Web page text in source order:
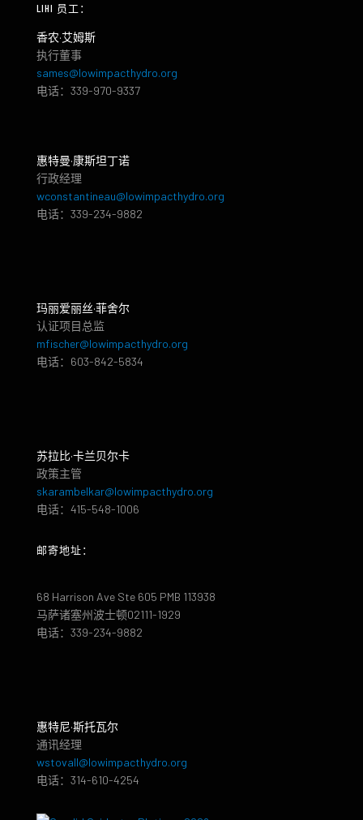
LIHI 员工：
香农·艾姆斯
执行董事
sames@lowimpacthydro.org
电话：339-970-9337
惠特曼·康斯坦丁诺
行政经理
wconstantineau@lowimpacthydro.org
电话：339-234-9882
玛丽爱丽丝·菲舍尔
认证项目总监
mfischer@lowimpacthydro.org
电话：603-842-5834
苏拉比·卡兰贝尔卡
政策主管
skarambelkar@lowimpacthydro.org
电话：415-548-1006
邮寄地址：
68 Harrison Ave Ste 605 PMB 113938
马萨诸塞州波士顿02111-1929
电话：339-234-9882
惠特尼·斯托瓦尔
通讯经理
wstovall@lowimpacthydro.org
电话：314-610-4254